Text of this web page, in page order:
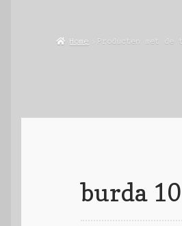
Home Producten met de
burda 10